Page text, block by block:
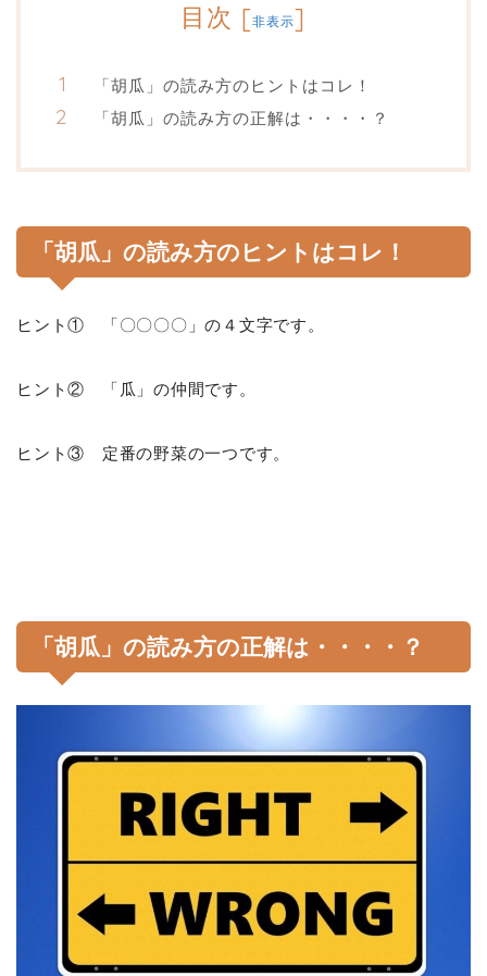
目次 [非表示]
「胡瓜」の読み方のヒントはコレ！
「胡瓜」の読み方の正解は・・・・？
「胡瓜」の読み方のヒントはコレ！
ヒント① 「〇〇〇〇」の４文字です。
ヒント② 「瓜」の仲間です。
ヒント③ 定番の野菜の一つです。
「胡瓜」の読み方の正解は・・・・？